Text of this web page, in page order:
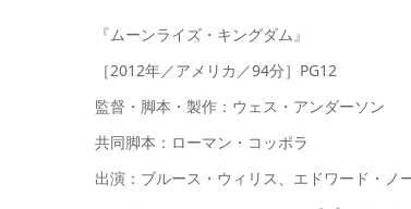
『ムーンライズ・キングダム』
［2012年／アメリカ／94分］PG12
監督・脚本・製作：ウェス・アンダーソン
共同脚本：ローマン・コッポラ
出演：ブルース・ウィリス、エドワード・ノ